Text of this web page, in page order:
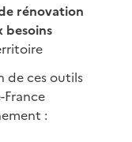
rénovation
besoins
de ces outils
: